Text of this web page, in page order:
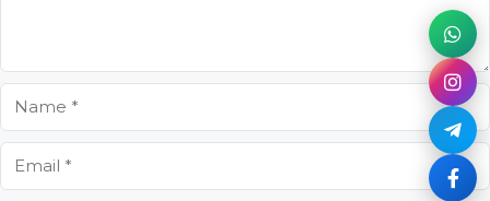
Name
Email